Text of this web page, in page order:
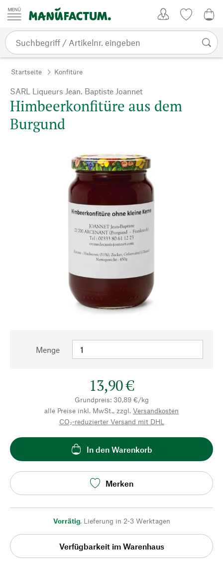
Zum Inhalt springen
Startseite Konfitüre
SARL Liqueurs Jean. Baptiste Joannet
Himbeerkonfitüre aus dem
Burgund
Menge
13,90 €
Grundpreis: 30,89 €/kg
alle Preise inkl. MwSt., zzgl. Versandkosten
CO₂-reduzierter Versand mit DHL
In den Warenkorb
Merken
Vorrätig, Lieferung in 2-3 Werktagen
Verfügbarkeit im Warenhaus